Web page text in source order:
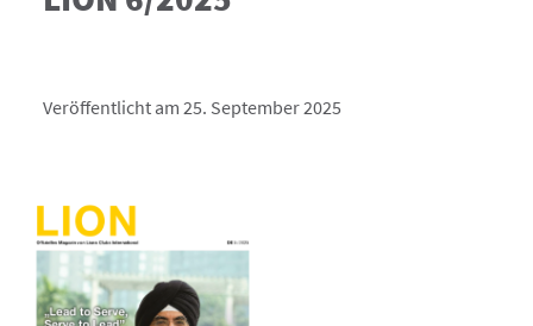
Veröffentlicht am 25. September 2025